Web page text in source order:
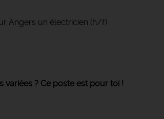
Angers un électricien (h/f) :
variées ? Ce poste est pour toi !